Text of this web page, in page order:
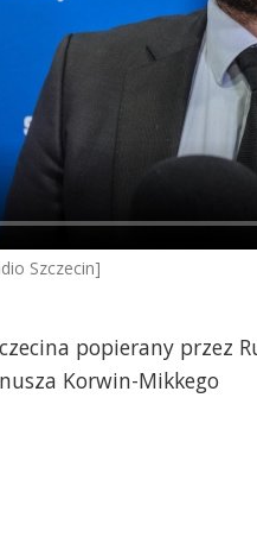
Szczecin]
popierany przez
Korwin-Mikkego